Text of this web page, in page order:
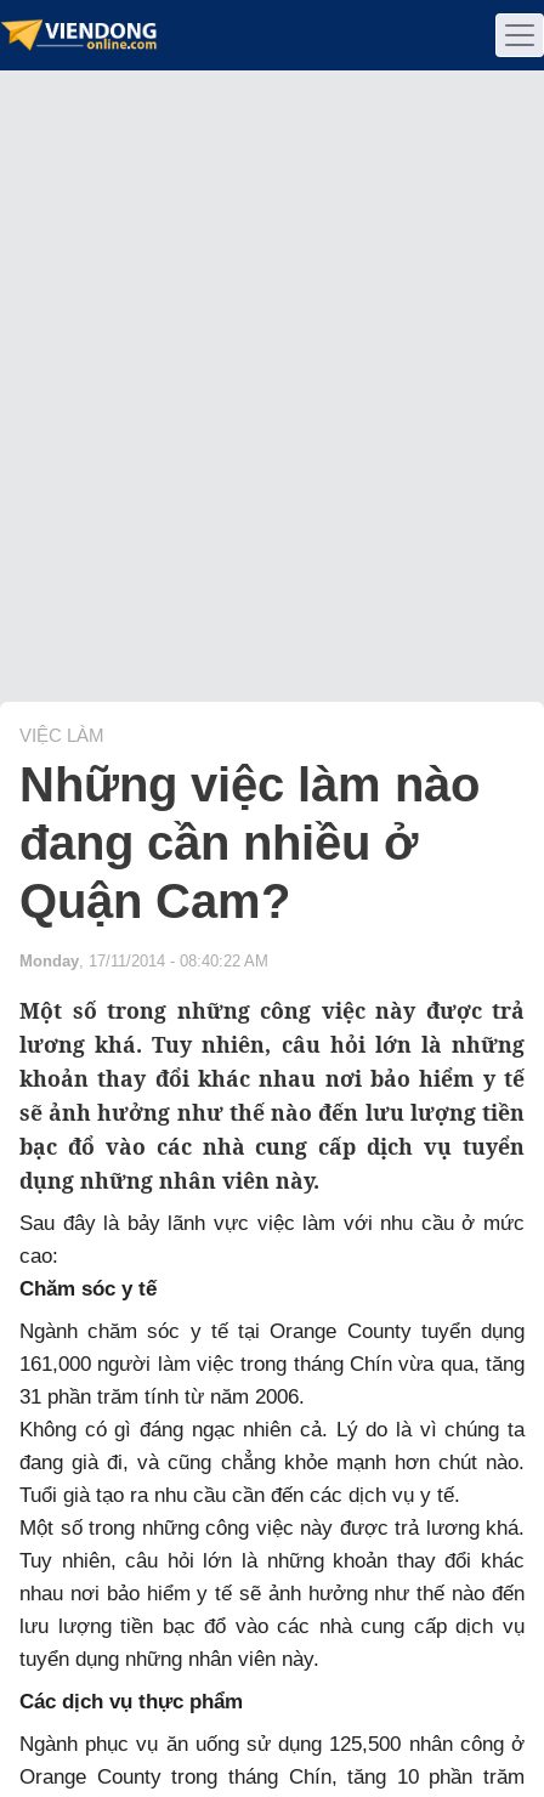
VIỆC LÀM
Những việc làm nào
đang cần nhiều ở
Quận Cam?
Monday, 17/11/2014 - 08:40:22 AM
Một số trong những công việc này được trả
lương khá. Tuy nhiên, câu hỏi lớn là những
khoản thay đổi khác nhau nơi bảo hiểm y tế
sẽ ảnh hưởng như thế nào đến lưu lượng tiền
bạc đổ vào các nhà cung cấp dịch vụ tuyển
dụng những nhân viên này.
Sau đây là bảy lãnh vực việc làm với nhu cầu ở mức
cao:
Chăm sóc y tế
Ngành chăm sóc y tế tại Orange County tuyển dụng
161,000 người làm việc trong tháng Chín vừa qua, tăng
31 phần trăm tính từ năm 2006.
Không có gì đáng ngạc nhiên cả. Lý do là vì chúng ta
đang già đi, và cũng chẳng khỏe mạnh hơn chút nào.
Tuổi già tạo ra nhu cầu cần đến các dịch vụ y tế.
Một số trong những công việc này được trả lương khá.
Tuy nhiên, câu hỏi lớn là những khoản thay đổi khác
nhau nơi bảo hiểm y tế sẽ ảnh hưởng như thế nào đến
lưu lượng tiền bạc đổ vào các nhà cung cấp dịch vụ
tuyển dụng những nhân viên này.
Các dịch vụ thực phẩm
Ngành phục vụ ăn uống sử dụng 125,500 nhân công ở
Orange County trong tháng Chín, tăng 10 phần trăm